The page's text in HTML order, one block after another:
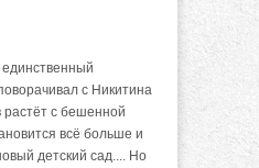
с Никитина
с бешенной
всё больше и
детский сад.... Но